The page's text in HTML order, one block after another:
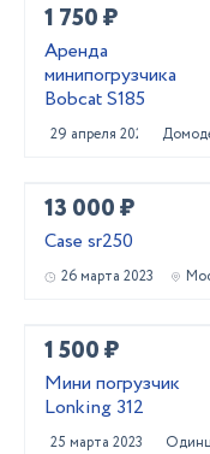
1 750 ₽
Аренда
минипогрузчика
Bobcat S185
29 апреля 2023
13 000 ₽
Case sr250
26 марта 2023
1 500 ₽
Мини погрузчик
Lonking 312
25 марта 2023